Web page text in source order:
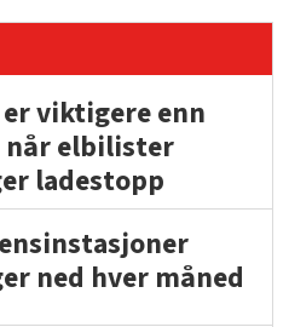
viktigere enn
når elbilister
ladestopp
ned hver måned